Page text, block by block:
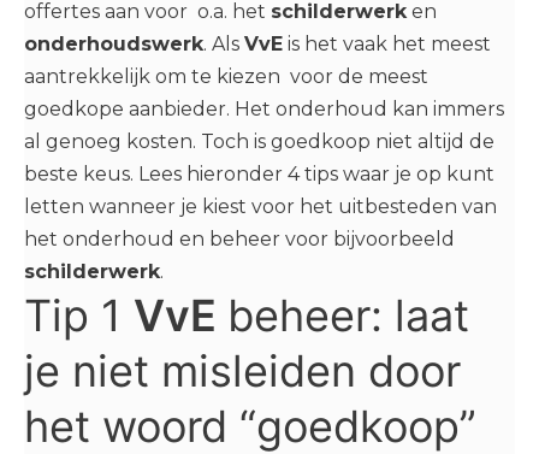
offertes aan voor o.a. het schilderwerken
onderhoudswerk. Als VvE is het vaak het meest
aantrekkelijk om te kiezen voor de meest
goedkope aanbieder. Het onderhoud kan immers
al genoeg kosten. Toch is goedkoop niet altijd de
beste keus. Lees hieronder 4 tips waar je op kunt
letten wanneer je kiest voor het uitbesteden van
het onderhoud en beheer voor bijvoorbeeld
schilderwerk.
Tip 1 VvE beheer: laat
je niet misleiden door
het woord “goedkoop”